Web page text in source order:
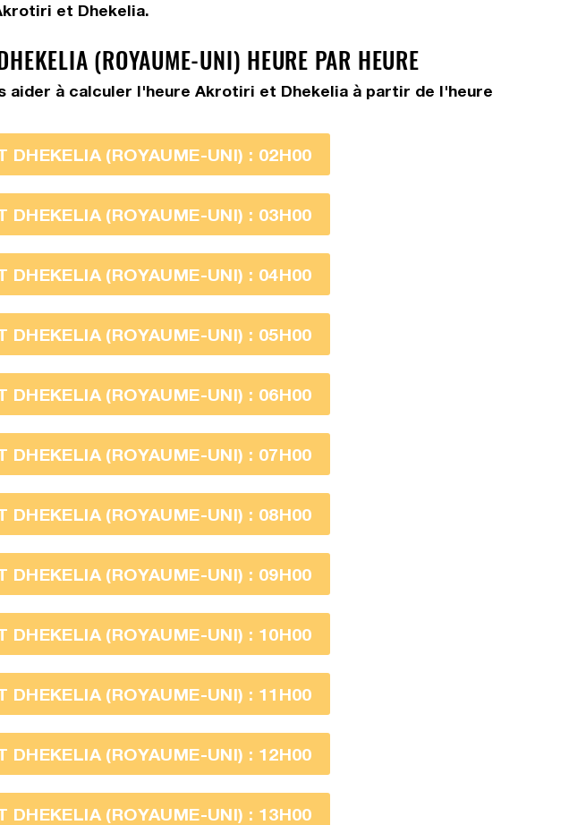
et Dhekelia.
(ROYAUME-UNI) HEURE PAR HEURE
aider à calculer l'heure Akrotiri et Dhekelia à partir de l'heure
DHEKELIA (ROYAUME-UNI) : 02H00
DHEKELIA (ROYAUME-UNI) : 03H00
DHEKELIA (ROYAUME-UNI) : 04H00
DHEKELIA (ROYAUME-UNI) : 05H00
DHEKELIA (ROYAUME-UNI) : 06H00
DHEKELIA (ROYAUME-UNI) : 07H00
DHEKELIA (ROYAUME-UNI) : 08H00
DHEKELIA (ROYAUME-UNI) : 09H00
DHEKELIA (ROYAUME-UNI) : 10H00
DHEKELIA (ROYAUME-UNI) : 11H00
DHEKELIA (ROYAUME-UNI) : 12H00
DHEKELIA (ROYAUME-UNI) : 13H00